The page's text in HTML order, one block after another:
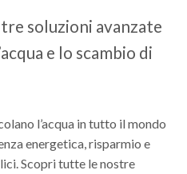
soluzioni avanzate
e lo scambio di
l’acqua in tutto il mondo
energetica, risparmio e
Scopri tutte le nostre